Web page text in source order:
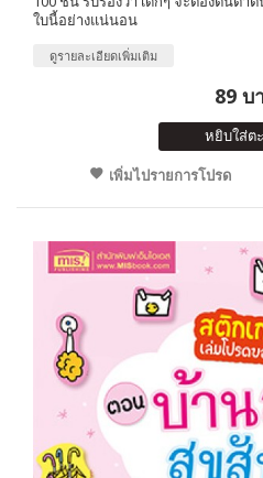
ใบนี้อย่างแน่นอน
ดูรายละเอียดเพิ่มเติม
89 บ
หยิบใส่ต
เพิ่มไปรายการโปรด